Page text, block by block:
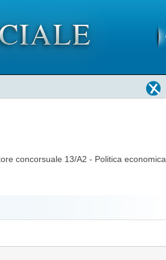
concorsuale 13/A2 - Politica economica,